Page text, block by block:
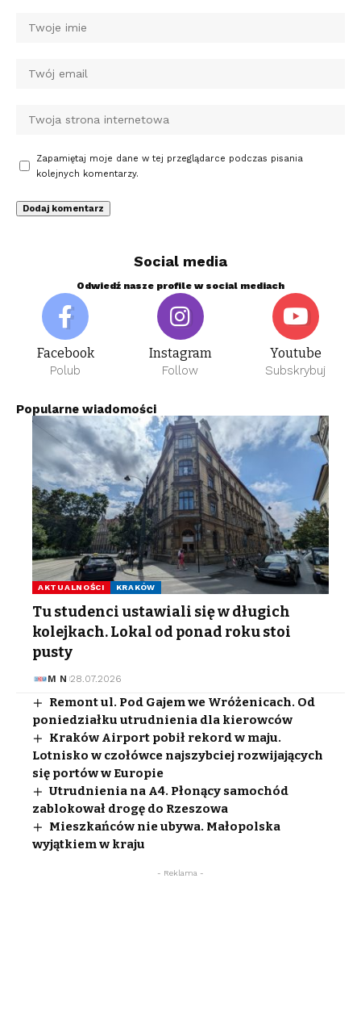
Zapamiętaj moje dane w tej przeglądarce podczas pisania
kolejnych komentarzy.
Social media
Odwiedź nasze profile w social mediach
Facebook
Polub
Instagram
Follow
Youtube
Subskrybuj
Popularne wiadomości
AKTUALNOŚCI KRAKÓW
Tu studenci ustawiali się w długich
kolejkach. Lokal od ponad roku stoi
pusty
M N 28.07.2026
Remont ul. Pod Gajem we Wróżenicach. Od
poniedziałku utrudnienia dla kierowców
Kraków Airport pobił rekord w maju.
Lotnisko w czołówce najszybciej rozwijających
się portów w Europie
Utrudnienia na A4. Płonący samochód
zablokował drogę do Rzeszowa
Mieszkańców nie ubywa. Małopolska
wyjątkiem w kraju
- Reklama -